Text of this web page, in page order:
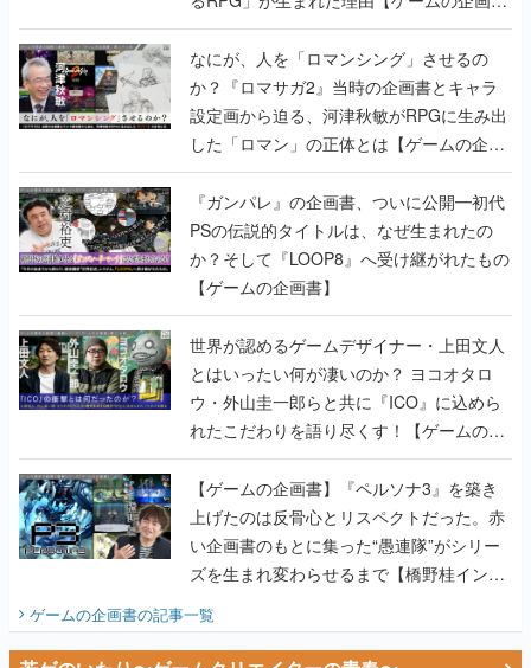
設定画から迫る、河津秋敏がRPGに生み出
した「ロマン」の正体とは【ゲームの企画
書】
『ガンパレ』の企画書、ついに公開━初代
PSの伝説的タイトルは、なぜ生まれたの
か？そして『LOOP8』へ受け継がれたもの
【ゲームの企画書】
世界が認めるゲームデザイナー・上田文人
とはいったい何が凄いのか？ ヨコオタロ
ウ・外山圭一郎らと共に『ICO』に込めら
れたこだわりを語り尽くす！【ゲームの企
画書】
【ゲームの企画書】『ペルソナ3』を築き
上げたのは反骨心とリスペクトだった。赤
い企画書のもとに集った“愚連隊”がシリー
ズを生まれ変わらせるまで【橋野桂インタ
ビュー】
ゲームの企画書の記事一覧
若ゲのいたり〜ゲームクリエイターの青春〜
田中圭一のゲーム業界取材マンガ『若ゲの
いたり』第2巻が発売。『ポケモン』田尻